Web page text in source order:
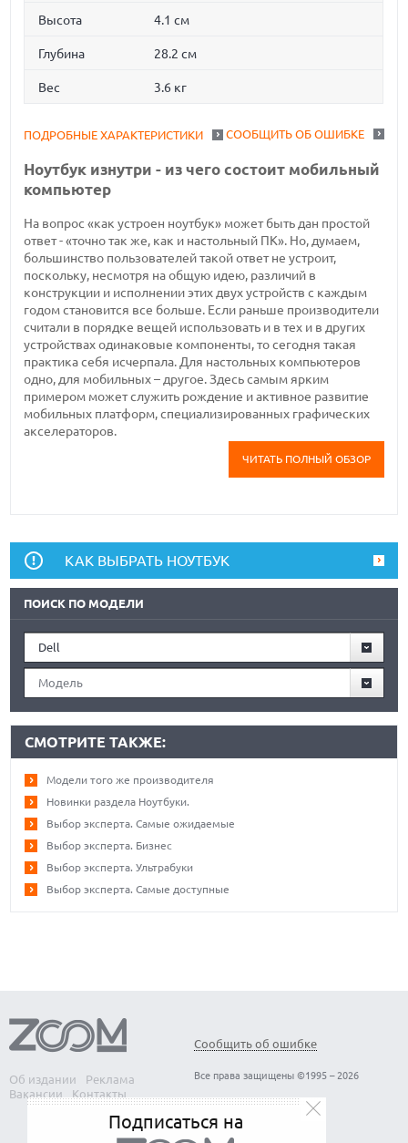
Высота 4.1 см
Глубина 28.2 см
Вес 3.6 кг
СООБЩИТЬ ОБ ОШИБКЕ
ПОДРОБНЫЕ ХАРАКТЕРИСТИКИ
Ноутбук изнутри - из чего состоит мобильный
компьютер
На вопрос «как устроен ноутбук» может быть дан простой
ответ - «точно так же, как и настольный ПК». Но, думаем,
большинство пользователей такой ответ не устроит,
поскольку, несмотря на общую идею, различий в
конструкции и исполнении этих двух устройств с каждым
годом становится все больше. Если раньше производители
считали в порядке вещей использовать и в тех и в других
устройствах одинаковые компоненты, то сегодня такая
практика себя исчерпала. Для настольных компьютеров
одно, для мобильных – другое. Здесь самым ярким
примером может служить рождение и активное развитие
мобильных платформ, специализированных графических
акселераторов.
ЧИТАТЬ ПОЛНЫЙ ОБЗОР
КАК ВЫБРАТЬ НОУТБУК
ПОИСК ПО МОДЕЛИ
Dell
Модель
СМОТРИТЕ ТАКЖЕ:
Модели того же производителя
Новинки раздела Ноутбуки.
Выбор эксперта. Самые ожидаемые
Выбор эксперта. Бизнес
Выбор эксперта. Ультрабуки
Выбор эксперта. Самые доступные
Об издании
Реклама
Вакансии
Контакты
Сообщить об ошибке
Все права защищены ©1995 – 2026
Подписаться на